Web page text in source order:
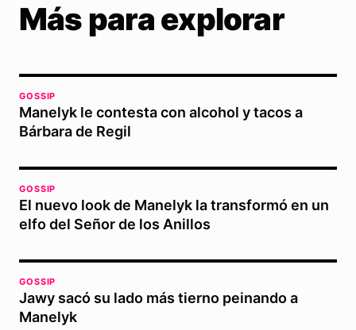
Más para explorar
GOSSIP
Manelyk le contesta con alcohol y tacos a
Bárbara de Regil
GOSSIP
El nuevo look de Manelyk la transformó en un
elfo del Señor de los Anillos
GOSSIP
Jawy sacó su lado más tierno peinando a
Manelyk